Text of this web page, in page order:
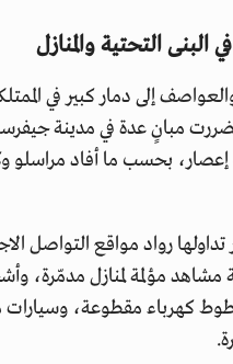
البنى التحتية والمنازل
إلى دمار كبير في
مبانٍ عدة في مدينة
إعصار، بحسب ما أفاد مراسلو
رواد مواقع التواصل
مشاهد مؤلمة لمنازل مدمّرة،
كهرباء مقطوعة، وسيارات